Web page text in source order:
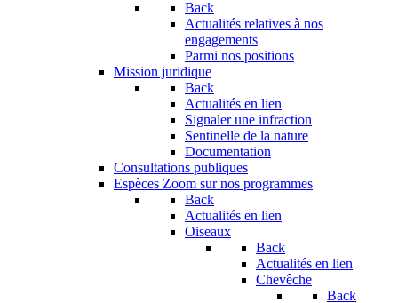
Back
Actualités relatives à nos
engagements
Parmi nos positions
Mission juridique
Back
Actualités en lien
Signaler une infraction
Sentinelle de la nature
Documentation
Consultations publiques
Espèces Zoom sur nos programmes
Back
Actualités en lien
Oiseaux
Back
Actualités en lien
Chevêche
Back